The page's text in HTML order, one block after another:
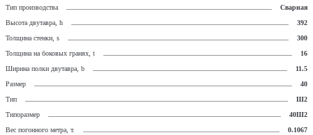
Тип производства
Сварная
Высота двутавра, h
392
Толщина стенки, s
300
Толщина на боковых гранях, t
16
Ширина полки двутавра, b
11.5
Размер
40
Тип
Ш2
Типоразмер
40Ш2
Вес погонного метра, т.
0.1067